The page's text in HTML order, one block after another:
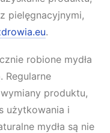
pielęgnacyjnymi,
.
robione mydła
Regularne
produktu,
użytkowania i
mydła są nie